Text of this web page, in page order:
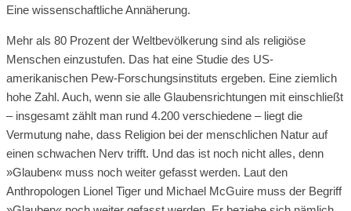
Eine wissenschaftliche Annäherung.
Mehr als 80 Prozent der Weltbevölkerung sind als religiöse
Menschen einzustufen. Das hat eine Studie des US-
amerikanischen Pew-Forschungsinstituts ergeben. Eine ziemlich
hohe Zahl. Auch, wenn sie alle Glaubensrichtungen mit einschließt
– insgesamt zählt man rund 4.200 verschiedene – liegt die
Vermutung nahe, dass Religion bei der menschlichen Natur auf
einen schwachen Nerv trifft. Und das ist noch nicht alles, denn
»Glauben« muss noch weiter gefasst werden. Laut den
Anthropologen Lionel Tiger und Michael McGuire muss der Begriff